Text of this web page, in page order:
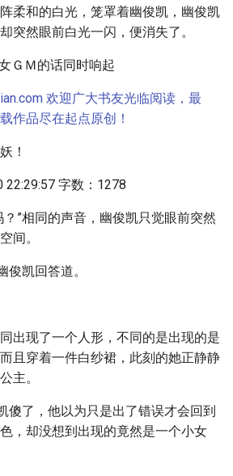
柔和的白光，笼罩着幽俊凯，幽俊凯
突然眼前白光一闪，便消失了。
ＧＭ的话同时响起
欢迎广大书友光临阅读，最
作品尽在起点原创！
！
字数：1278
”相同的声音，幽俊凯只觉眼前突然
间。
俊凯回答道。
出现了一个人形，不同的是出现的是
且穿着一件白纱裙，此刻的她正静静
主。
傻了，他以为只是出了错误才会回到
，却没想到出现的竟然是一个小女